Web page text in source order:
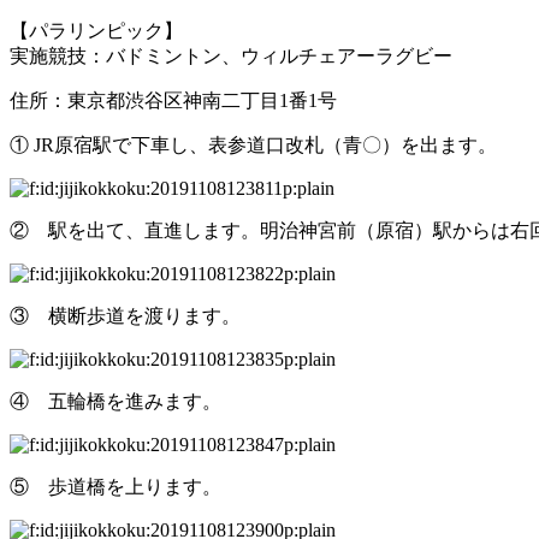
【パラリンピック】
実施競技：バドミントン、ウィルチェアーラグビー
住所：東京都渋谷区神南二丁目1番1号
① JR原宿駅で下車し、表参道口改札（青〇）を出ます。
② 駅を出て、直進します。明治神宮前（原宿）駅からは右
③ 横断歩道を渡ります。
④ 五輪橋を進みます。
⑤ 歩道橋を上ります。